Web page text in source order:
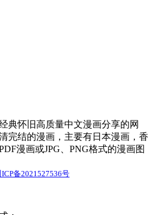
典怀旧高质量中文漫画分享的网
完结的漫画，主要有日本漫画，香
漫画或JPG、PNG格式的漫画图
ICP备2021527536号